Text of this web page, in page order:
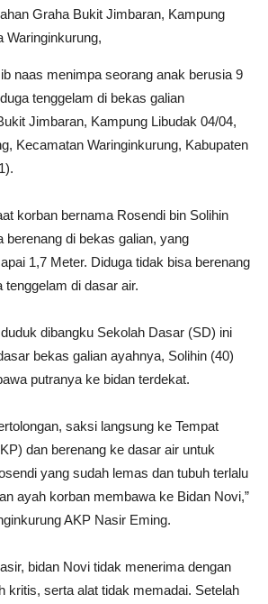
Graha Bukit Jimbaran, Kampung
Waringinkurung,
naas menimpa seorang anak berusia 9
tenggelam di bekas galian
Jimbaran, Kampung Libudak 04/04,
Kecamatan Waringinkurung, Kabupaten
korban bernama Rosendi bin Solihin
berenang di bekas galian, yang
1,7 Meter. Diduga tidak bisa berenang
di dasar air.
dibangku Sekolah Dasar (SD) ini
bekas galian ayahnya, Solihin (40)
putranya ke bidan terdekat.
saksi langsung ke Tempat
dan berenang ke dasar air untuk
yang sudah lemas dan tubuh terlalu
ayah korban membawa ke Bidan Novi,”
AKP Nasir Eming.
bidan Novi tidak menerima dengan
kritis, serta alat tidak memadai. Setelah